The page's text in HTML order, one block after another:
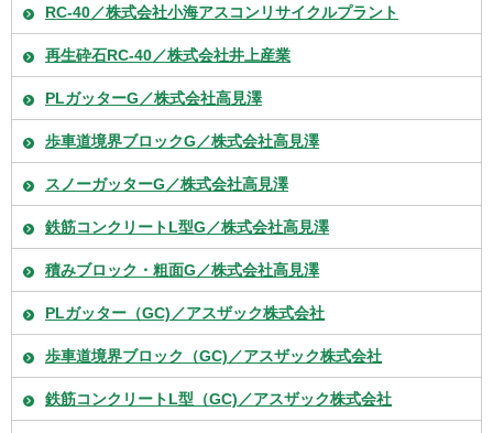
RC-40／株式会社小海アスコンリサイクルプラント
再生砕石RC-40／株式会社井上産業
PLガッターG／株式会社高見澤
歩車道境界ブロックG／株式会社高見澤
スノーガッターG／株式会社高見澤
鉄筋コンクリートL型G／株式会社高見澤
積みブロック・粗面G／株式会社高見澤
PLガッター（GC)／アスザック株式会社
歩車道境界ブロック（GC)／アスザック株式会社
鉄筋コンクリートL型（GC)／アスザック株式会社